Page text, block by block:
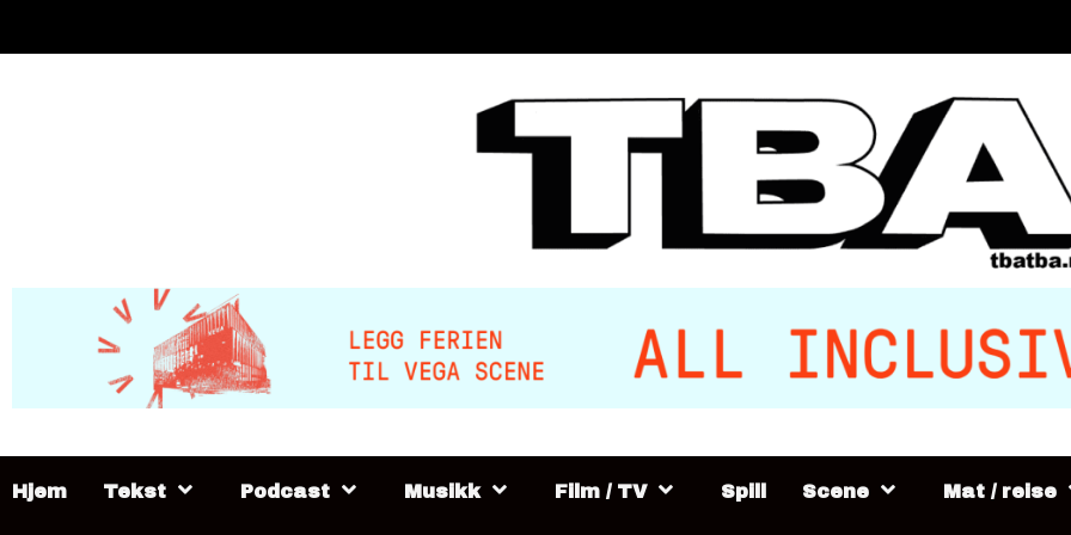
to
Hjem Tekst Podcast Musikk Film / TV Spill Scene Mat / reise